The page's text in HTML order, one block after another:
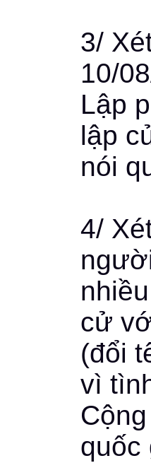
3/
10/
Lập
lập
nói
4/
cử
(đổi
vì
quốc